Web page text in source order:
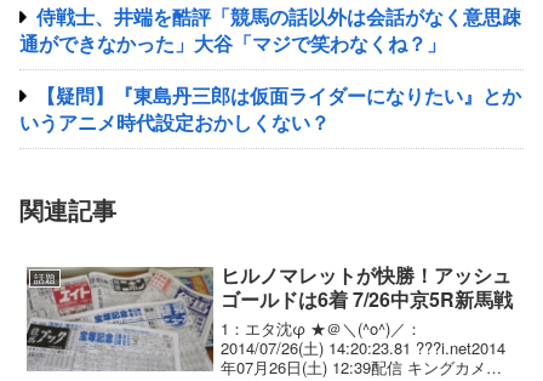
侍戦士、井端を酷評「競馬の話以外は会話がなく意思疎
通ができなかった」大谷「マジで笑わなくね？」
【疑問】『東島丹三郎は仮面ライダーになりたい』とか
いうアニメ時代設定おかしくない？
関連記事
話題
ヒルノマレットが快勝！アッシュ
ゴールドは6着 7/26中京5R新馬戦
1：エタ沈φ ★＠＼(^o^)／：
2014/07/26(土) 14:20:23.81 ???i.net2014
年07月26日(土) 12:39配信 キングカメハ